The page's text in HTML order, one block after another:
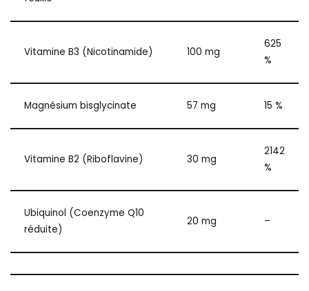
Vitamine B3 (Nicotinamide) 100 mg
625
%
Magnésium bisglycinate 57 mg 15 %
Vitamine B2 (Riboflavine) 30 mg
2142
%
Ubiquinol (Coenzyme Q10
réduite)
20 mg –